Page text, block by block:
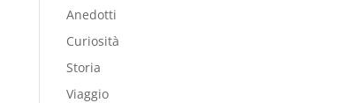
Anedotti
Curiosità
Storia
Viaggio